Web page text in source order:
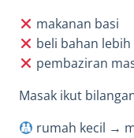
makanan basi
beli bahan
pembaziran
Masak ikut
rumah kecil →